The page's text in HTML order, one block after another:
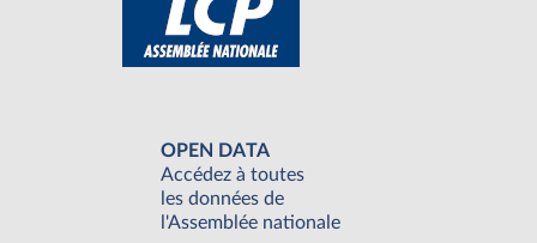
OPEN DATA
Accédez à toutes
les données de
l'Assemblée nationale